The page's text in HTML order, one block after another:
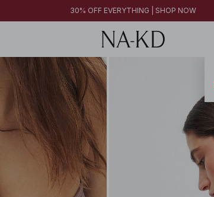
30% OFF EVERYTHING | SHOP NOW